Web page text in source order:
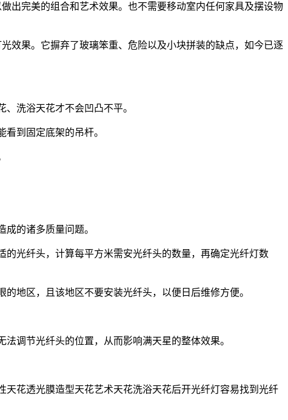
出完美的组合和艺术效果。也不需要移动室内任何家具及摆设物
效果。它摒弃了玻璃笨重、危险以及小块拼装的缺点，如今已逐
洗浴天花才不会凹凸不平。
到固定底架的吊杆。
的诸多质量问题。
光纤头，计算每平方米需安光纤头的数量，再确定光纤灯数
地区，且该地区不要安装光纤头，以便日后维修方便。
调节光纤头的位置，从而影响满天星的整体效果。
花透光膜造型天花艺术天花洗浴天花后开光纤灯容易找到光纤